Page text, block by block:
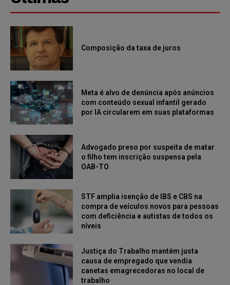
Composição da taxa de juros
Meta é alvo de denúncia após anúncios
com conteúdo sexual infantil gerado
por IA circularem em suas plataformas
Advogado preso por suspeita de matar
o filho tem inscrição suspensa pela
OAB-TO
STF amplia isenção de IBS e CBS na
compra de veículos novos para pessoas
com deficiência e autistas de todos os
níveis
Justiça do Trabalho mantém justa
causa de empregado que vendia
canetas emagrecedoras no local de
trabalho